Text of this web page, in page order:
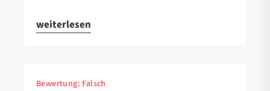
weiterlesen
Bewertung: Falsch